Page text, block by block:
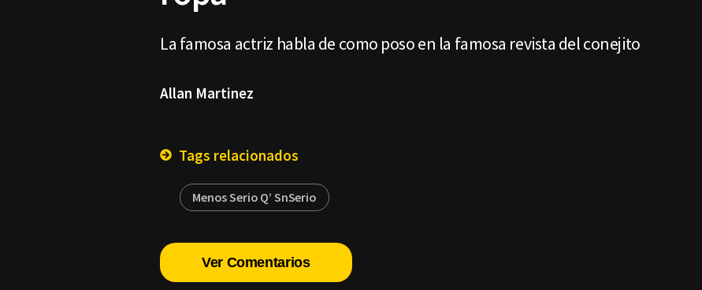
La famosa actriz habla de como poso en la famosa revista del conejito
Allan Martinez
Tags relacionados
Menos Serio Q’ SnSerio
Ver Comentarios